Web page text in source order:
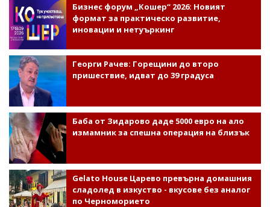
Бизнес форум „Кошер“ 2026: Новият
формат за практическо развитие,
иновации и нетуъркинг
Георги Рачев: Горещини до второ
пришествие, идват до 39 градуса
Баба от Зидарово даде 5000 евро на ало
измамник за спешна операция на близък
Gelato House Царево превърна домашния
сладолед в изкуство - вкусове без аналог
по Черноморието